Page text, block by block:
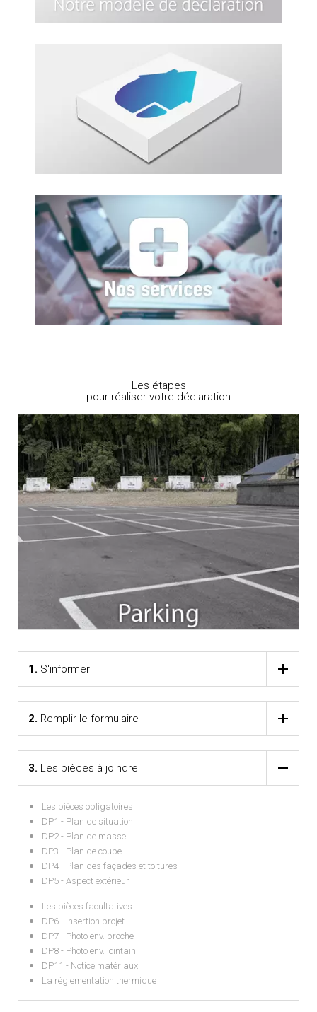
Les étapes
pour réaliser votre déclaration
1. S'informer
2. Remplir le formulaire
3. Les pièces à joindre
Les pièces obligatoires
DP1 - Plan de situation
DP2 - Plan de masse
DP3 - Plan de coupe
DP4 - Plan des façades et toitures
DP5 - Aspect extérieur
Les pièces facultatives
DP6 - Insertion projet
DP7 - Photo env. proche
DP8 - Photo env. lointain
DP11 - Notice matériaux
La réglementation thermique